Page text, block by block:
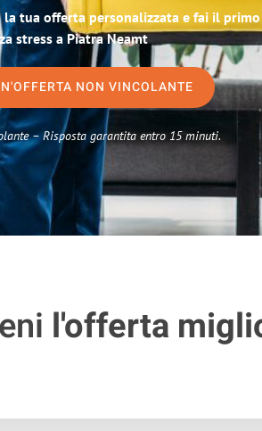
la tua offerta personalizzata e fai il
stress a Piatra Neamt
NON VINCOLANTE
– Risposta garantita entro 15 minuti.
l'offerta